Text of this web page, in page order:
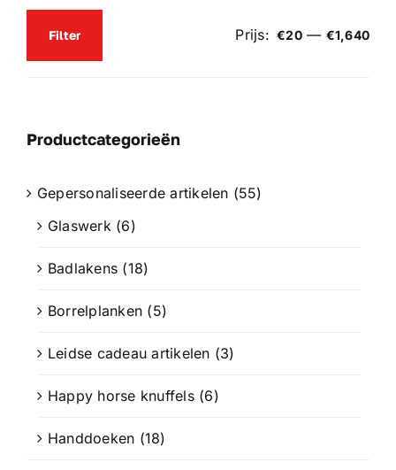
Min.
Max.
Filter Prijs: €20— €1,640
Productcategorieën
Gepersonaliseerde artikelen (55)
Glaswerk (6)
Badlakens (18)
Borrelplanken (5)
Leidse cadeau artikelen (3)
Happy horse knuffels (6)
Handdoeken (18)